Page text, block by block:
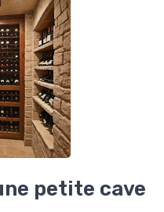
petite cave